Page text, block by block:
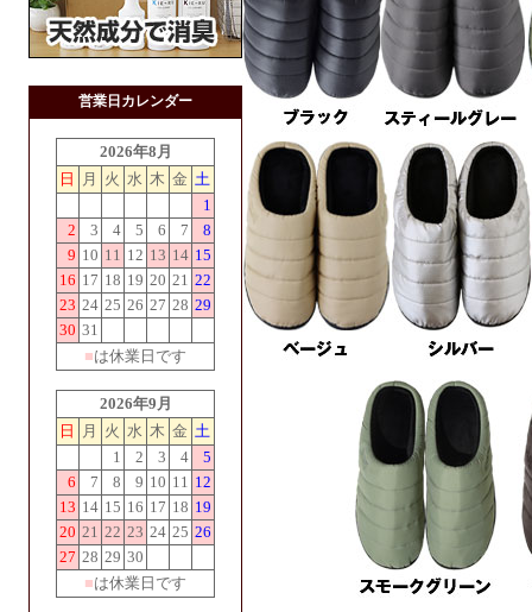
営業日カレンダー
2026年8月
日
月 火 水 木 金 土
1
2
3 4 5 6 7
8
9 10 11 12 13 14 15
16 17 18 19 20 21 22
23 24 25 26 27 28 29
30 31
■は休業日です
2026年9月
日
月 火 水 木 金 土
1
2 3 4
5
6
7 8 9 10 11 12
13 14 15 16 17 18 19
20 21 22 23 24 25 26
27 28 29 30
■は休業日です